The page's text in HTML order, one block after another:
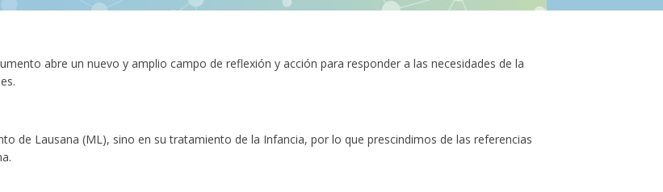
abre un nuevo y amplio campo de reflexión y acción para responder a las necesidades de la
de Lausana (ML), sino en su tratamiento de la Infancia, por lo que prescindimos de las referencias